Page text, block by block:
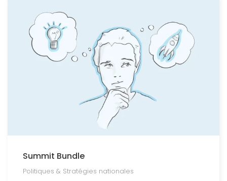
Summit Bundle
Politiques & Stratégies nationales